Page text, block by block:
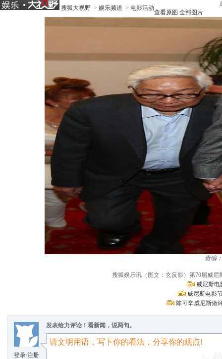
搜狐大视野 > 娱乐频道 > 电影活动
查看原图 全部图片
责编
搜狐娱乐讯（图文：玄反影）第70届威
威尼斯电
威尼斯电影
陈可辛威尼斯做
登录/注册
发表给力评论！看新闻，说两句。